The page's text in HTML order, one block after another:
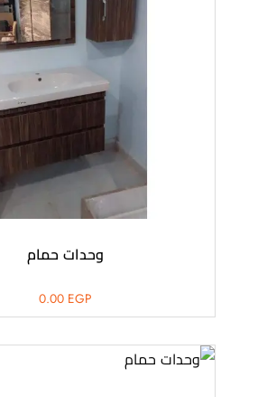
وحدات حمام
0.00 EGP